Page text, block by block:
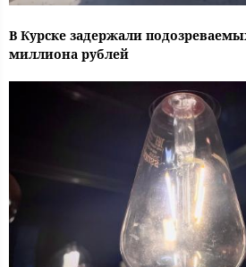
В Курске задержали
миллиона рублей